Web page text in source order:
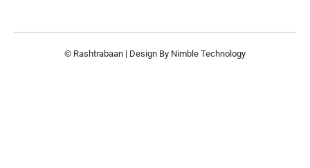
© Rashtrabaan | Design By Nimble Technology